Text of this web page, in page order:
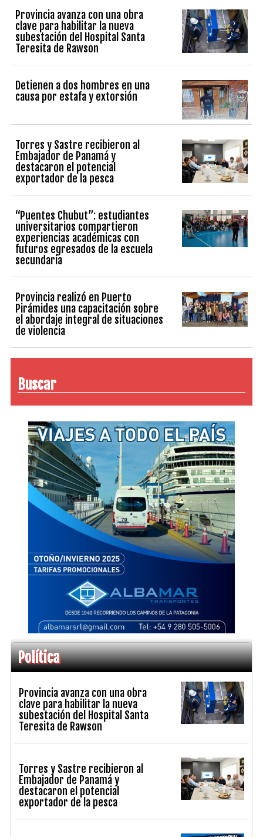
Provincia avanza con una obra
clave para habilitar la nueva
subestación del Hospital Santa
Teresita de Rawson
Detienen a dos hombres en una
causa por estafa y extorsión
Torres y Sastre recibieron al
Embajador de Panamá y
destacaron el potencial
exportador de la pesca
“Puentes Chubut”: estudiantes
universitarios compartieron
experiencias académicas con
futuros egresados de la escuela
secundaria
Provincia realizó en Puerto
Pirámides una capacitación sobre
el abordaje integral de situaciones
de violencia
Buscar
Política
Provincia avanza con una obra
clave para habilitar la nueva
subestación del Hospital Santa
Teresita de Rawson
Torres y Sastre recibieron al
Embajador de Panamá y
destacaron el potencial
exportador de la pesca